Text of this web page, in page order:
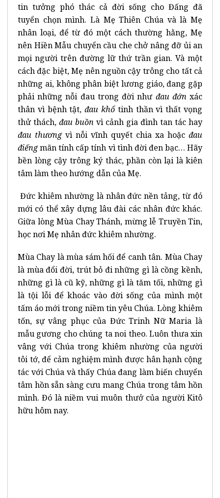
tin tưởng phó thác cả đời sống cho Đấng đã
tuyển chọn mình. Là Mẹ Thiên Chúa và là Mẹ
nhân loại, để từ đó một cách thường hằng, Mẹ
nên Hiền Mẫu chuyển cầu che chở nâng đỡ ủi an
mọi người trên đường lữ thứ trần gian. Và một
cách đặc biệt, Mẹ nên nguồn cậy trông cho tất cả
những ai, không phân biệt lương giáo, đang gặp
phải những nỗi đau trong đời như đau đớn xác
thân vì bệnh tật,đau khổtinh thần vì thất vọng
thử thách, đau buồn vì cảnh gia đình tan tác hay
đau thươngvì nỗi vĩnh quyết chia xa hoặc đau
điếngmãn tính cấp tính vì tình đời đen bạc… Hãy
bền lòng cậy trông ký thác, phần còn lại là kiên
tâm làm theo hướng dẫn của Mẹ.
Đức khiêm nhường là nhân đức nền tảng, từ đó
mới có thể xây dựng lâu đài các nhân đức khác.
Giữa lòng Mùa Chay Thánh, mừng lễ Truyền Tin,
học nơi Mẹ nhân đức khiêm nhường.
Mùa Chay là mùa sám hối để canh tân. Mùa Chay
là mùa đổi đời, trút bỏ đi những gì là cồng kềnh,
những gì là cũ kỹ, những gì là tăm tối, những gì
là tội lỗi để khoác vào đời sống của mình một
tấm áo mới trong niềm tin yêu Chúa. Lòng khiêm
tốn, sự vâng phục của Đức Trinh Nữ Maria là
mẫu gương cho chúng ta noi theo. Luôn thưa xin
vâng với Chúa trong khiêm nhường của người
tôi tớ, để cảm nghiệm mình được hân hạnh cộng
tác với Chúa và thấy Chúa đang làm biến chuyển
tâm hồn sẵn sàng cưu mang Chúa trong tâm hồn
mình. Đó là niềm vui muôn thưở của người Kitô
hữu hôm nay.